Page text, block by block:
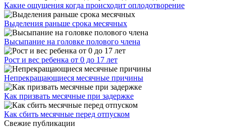
Какие ощущения когда происходит оплодотворение
Выделения раньше срока месячных
Высыпание на головке полового члена
Рост и вес ребенка от 0 до 17 лет
Непрекращающиеся месячные причины
Как призвать месячные при задержке
Как сбить месячные перед отпуском
Свежие публикации